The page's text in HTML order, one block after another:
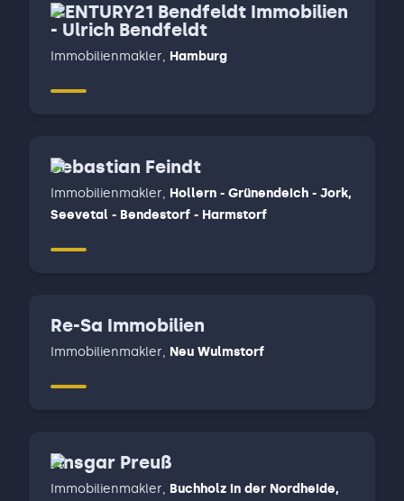
CENTURY21 Bendfeldt Immobilien
- Ulrich Bendfeldt
Immobilienmakler, Hamburg
Sebastian Feindt
Immobilienmakler, Hollern - Grünendeich - Jork,
Seevetal - Bendestorf - Harmstorf
Re-Sa Immobilien
Immobilienmakler, Neu Wulmstorf
Ansgar Preuß
Immobilienmakler, Buchholz in der Nordheide,